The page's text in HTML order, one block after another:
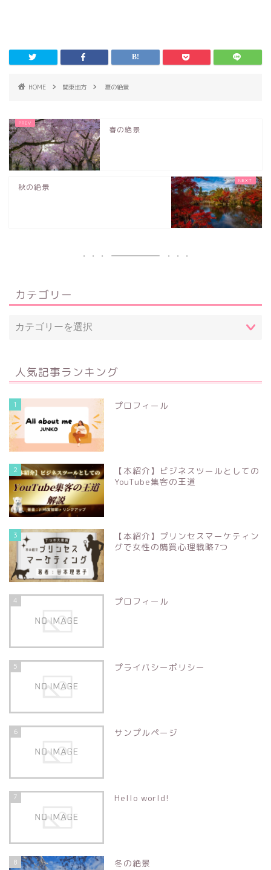
HOME 関東地方 夏の絶景
春の絶景
秋の絶景
カテゴリー
人気記事ランキング
1 プロフィール
2
【本紹介】ビジネスツールとしての
YouTube集客の王道
3
【本紹介】プリンセスマーケティン
グで女性の購買心理戦略7つ
4 プロフィール
5 プライバシーポリシー
6 サンプルページ
7 Hello world!
8 冬の絶景